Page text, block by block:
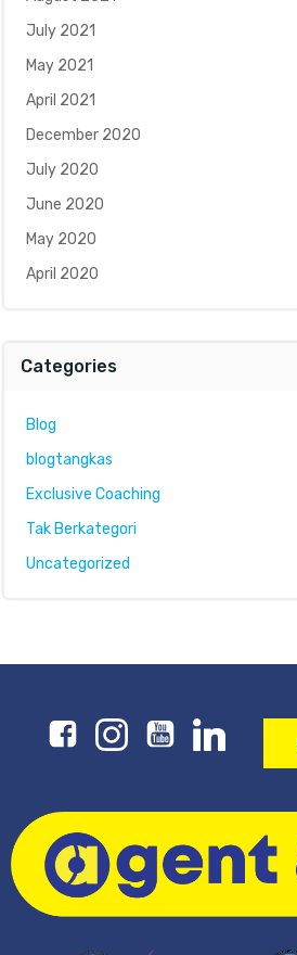
July 2021
May 2021
April 2021
December 2020
July 2020
June 2020
May 2020
April 2020
Categories
Blog
blogtangkas
Exclusive Coaching
Tak Berkategori
Uncategorized